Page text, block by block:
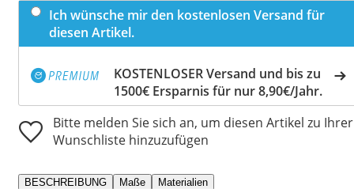
Ich wünsche mir den kostenlosen Versand für
diesen Artikel.
KOSTENLOSER Versand und bis zu
1500€ Ersparnis für nur 8,90€/Jahr.
Bitte melden Sie sich an, um diesen Artikel zu Ihrer
Wunschliste hinzuzufügen
BESCHREIBUNG Maße Materialien